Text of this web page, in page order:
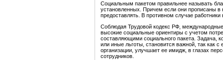
Социальным пакетом правильнее называть
установленных. Причем если они прописаны в
предоставлять. В противном случае работники
Соблюдая Трудовой кодекс РФ,
высокие социальные ориентиры с учетом
составляющими социального пакета. Задача,
или иные льготы, становится важной, так как
организации, улучшает ее имидж, в глазах
сотрудников.